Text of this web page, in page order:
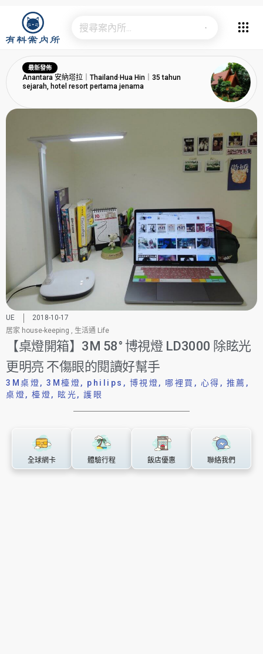
最新發佈
Anantara 安納塔拉｜Thailand·Hua Hin｜35 tahun
sejarah, hotel resort pertama jenama
UE
2018-10-17
居家 house-keeping , 生活通 Life
【桌燈開箱】3M 58° 博視燈 LD3000 除眩光
更明亮 不傷眼的閱讀好幫手
3M桌燈, 3M檯燈, philips , 博視燈, 哪裡買 , 心得 , 推薦 ,
桌燈, 檯燈, 眩光, 護眼
全球網卡 體驗行程 飯店優惠 聯絡我們